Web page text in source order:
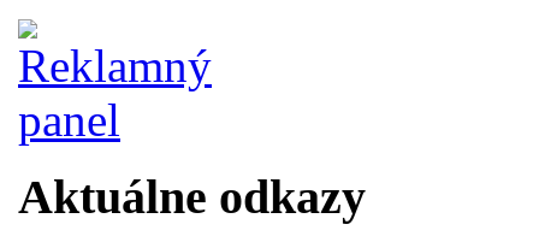
Aktuálne odkazy